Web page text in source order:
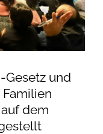
Gesetz und
dem